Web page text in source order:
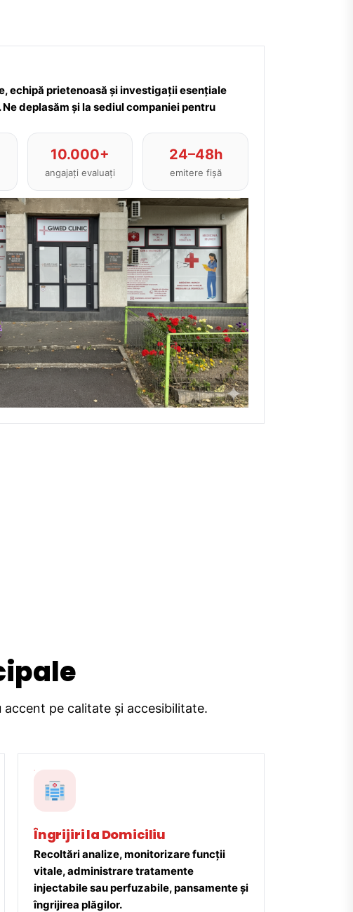
echipă prietenoasă și investigații esențiale
deplasăm și la sediul companiei pentru
10.000+
angajați evaluați
24–48h
emitere fișă
pe calitate și accesibilitate.
Îngrijiri la Domiciliu
Recoltări analize, monitorizare funcții
vitale, administrare tratamente
injectabile sau perfuzabile, pansamente și
îngrijirea plăgilor.